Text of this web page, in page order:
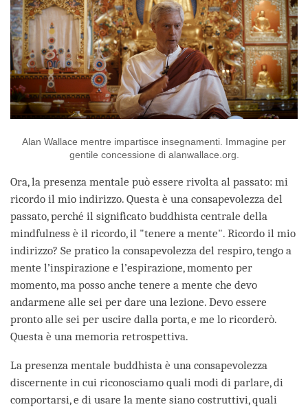
Alan Wallace mentre impartisce insegnamenti. Immagine per
gentile concessione di alanwallace.org.
Ora, la presenza mentale può essere rivolta al passato: mi
ricordo il mio indirizzo. Questa è una consapevolezza del
passato, perché il significato buddhista centrale della
mindfulness è il ricordo, il "tenere a mente". Ricordo il mio
indirizzo? Se pratico la consapevolezza del respiro, tengo a
mente l’inspirazione e l’espirazione, momento per
momento, ma posso anche tenere a mente che devo
andarmene alle sei per dare una lezione. Devo essere
pronto alle sei per uscire dalla porta, e me lo ricorderò.
Questa è una memoria retrospettiva.
La presenza mentale buddhista è una consapevolezza
discernente in cui riconosciamo quali modi di parlare, di
comportarsi, e di usare la mente siano costruttivi, quali